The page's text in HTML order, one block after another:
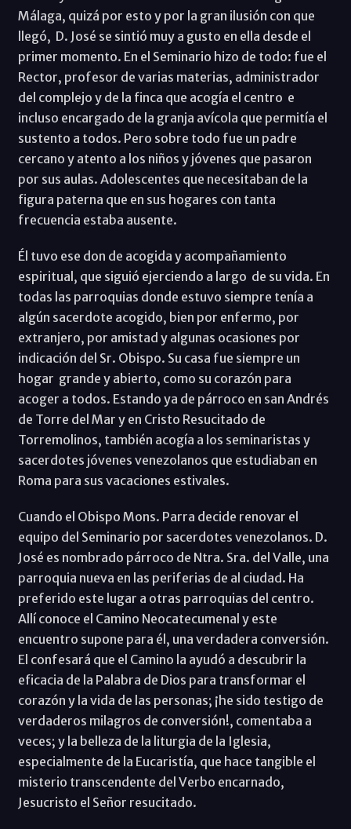
Málaga, quizá por esto y por la gran ilusión con que
llegó, D. José se sintió muy a gusto en ella desde el
primer momento. En el Seminario hizo de todo: fue el
Rector, profesor de varias materias, administrador
del complejo y de la finca que acogía el centro e
incluso encargado de la granja avícola que permitía el
sustento a todos. Pero sobre todo fue un padre
cercano y atento a los niños y jóvenes que pasaron
por sus aulas. Adolescentes que necesitaban de la
figura paterna que en sus hogares con tanta
frecuencia estaba ausente.
Él tuvo ese don de acogida y acompañamiento
espiritual, que siguió ejerciendo a largo de su vida. En
todas las parroquias donde estuvo siempre tenía a
algún sacerdote acogido, bien por enfermo, por
extranjero, por amistad y algunas ocasiones por
indicación del Sr. Obispo. Su casa fue siempre un
hogar grande y abierto, como su corazón para
acoger a todos. Estando ya de párroco en san Andrés
de Torre del Mar y en Cristo Resucitado de
Torremolinos, también acogía a los seminaristas y
sacerdotes jóvenes venezolanos que estudiaban en
Roma para sus vacaciones estivales.
Cuando el Obispo Mons. Parra decide renovar el
equipo del Seminario por sacerdotes venezolanos. D.
José es nombrado párroco de Ntra. Sra. del Valle, una
parroquia nueva en las periferias de al ciudad. Ha
preferido este lugar a otras parroquias del centro.
Allí conoce el Camino Neocatecumenal y este
encuentro supone para él, una verdadera conversión.
El confesará que el Camino la ayudó a descubrir la
eficacia de la Palabra de Dios para transformar el
corazón y la vida de las personas; ¡he sido testigo de
verdaderos milagros de conversión!, comentaba a
veces; y la belleza de la liturgia de la Iglesia,
especialmente de la Eucaristía, que hace tangible el
misterio transcendente del Verbo encarnado,
Jesucristo el Señor resucitado.